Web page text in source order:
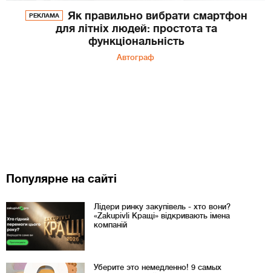
РЕКЛАМА
Як правильно вибрати смартфон
для літніх людей: простота та
функціональність
Автограф
Популярне на сайті
Лідери ринку закупівель - хто вони?
«Zakupivli Кращі» відкривають імена
компаній
Уберите это немедленно! 9 самых